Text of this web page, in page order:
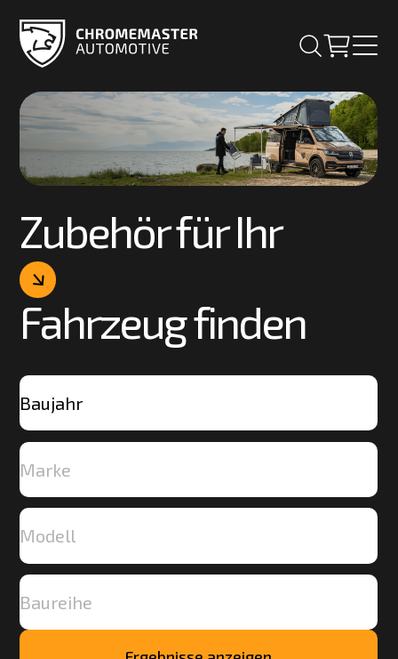
Zubehör für Ihr
Fahrzeug finden